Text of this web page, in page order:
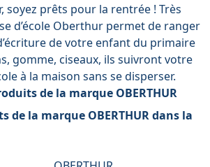
soyez prêts pour la rentrée ! Très
d’école Oberthur permet de ranger
de votre enfant du primaire
gomme, ciseaux, ils suivront votre
à la maison sans se disperser.
de la marque OBERTHUR
de la marque OBERTHUR dans la